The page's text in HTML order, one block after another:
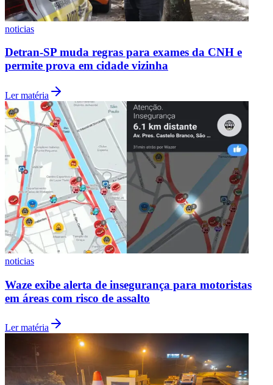
Cruzeiro
noticias
Detran-SP muda regras para exames da CNH e
permite prova em cidade vizinha
Ler matéria
noticias
Waze exibe alerta de insegurança para motoristas
em áreas com risco de assalto
Ler matéria